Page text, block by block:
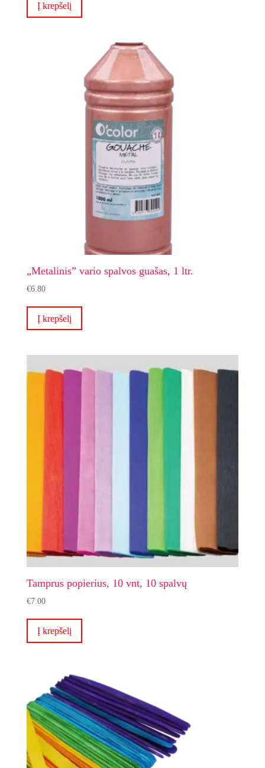
Į krepšelį
„Metalinis” vario spalvos guašas, 1 ltr.
€6.80
Į krepšelį
Tamprus popierius, 10 vnt, 10 spalvų
€7.00
Į krepšelį